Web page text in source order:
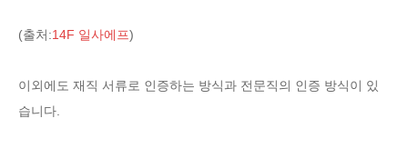
(출처:14F 일사에프)
이외에도 재직 서류로 인증하는 방식과 전문직의 인증 방식이 있
습니다.